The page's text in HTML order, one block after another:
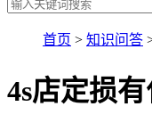
首页 > 知识问答
4s店定损